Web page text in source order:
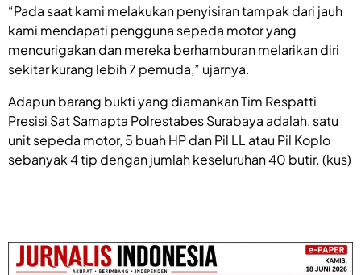
“Pada saat kami melakukan penyisiran tampak dari jauh
kami mendapati pengguna sepeda motor yang
mencurigakan dan mereka berhamburan melarikan diri
sekitar kurang lebih 7 pemuda,” ujarnya.
Adapun barang bukti yang diamankan Tim Respatti
Presisi Sat Samapta Polrestabes Surabaya adalah, satu
unit sepeda motor, 5 buah HP dan Pil LL atau Pil Koplo
sebanyak 4 tip dengan jumlah keseluruhan 40 butir. (kus)